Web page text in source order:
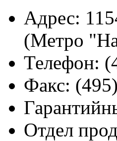
Адрес:
(Метро
Телефон:
Факс:
Отдел